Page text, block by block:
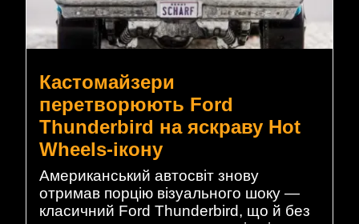
Кастомайзери
перетворюють Ford
Thunderbird на яскраву Hot
Wheels-ікону
Американський автосвіт знову
отримав порцію візуального шоку —
класичний Ford Thunderbird, що й без